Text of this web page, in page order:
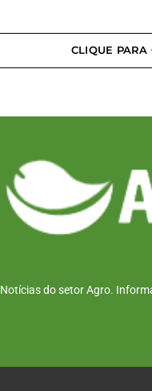
CLIQUE PARA
Notícias do setor Agro.